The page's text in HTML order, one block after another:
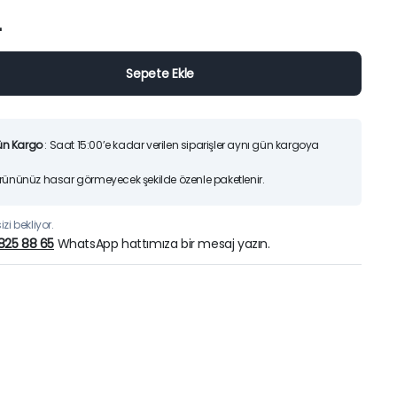
fiyat:
andaki
İndirimleri ürünlerimizi
Sepete Ekle
Kargo: Saat 15:00’e kadar verilen siparişler aynı gün kargoya
hasar görmeyecek şekilde özenle paketlenir.
bekliyor.
88 65 WhatsApp hattımıza bir mesaj yazın.